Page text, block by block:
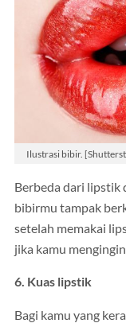
Ilustrasi bibir.
Berbeda dari lipstik
bibirmu tampak
setelah memakai
jika kamu
6. Kuas lipstik
Bagi kamu yang